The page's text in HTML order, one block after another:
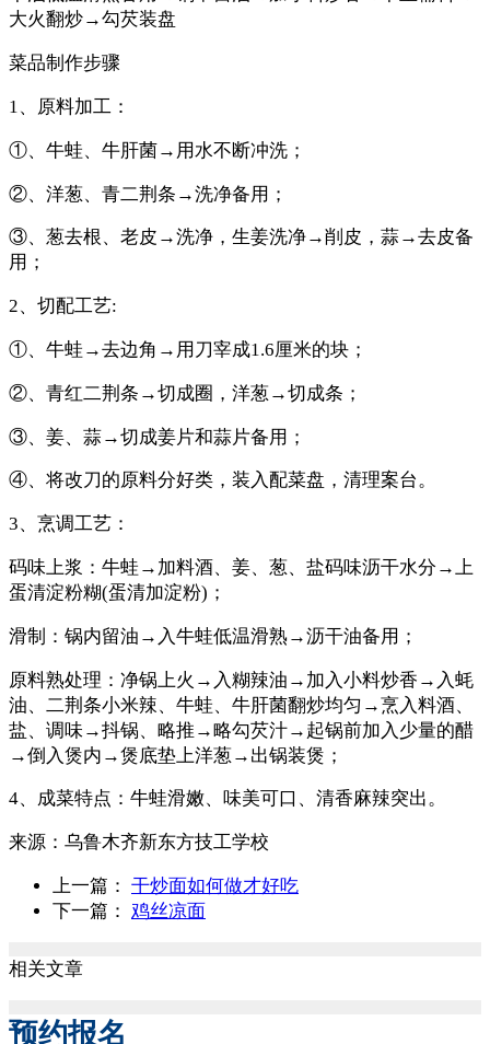
大火翻炒→勾芡装盘
菜品制作步骤
1、原料加工：
①、牛蛙、牛肝菌→用水不断冲洗；
②、洋葱、青二荆条→洗净备用；
③、葱去根、老皮→洗净，生姜洗净→削皮，蒜→去皮备
用；
2、切配工艺:
①、牛蛙→去边角→用刀宰成1.6厘米的块；
②、青红二荆条→切成圈，洋葱→切成条；
③、姜、蒜→切成姜片和蒜片备用；
④、将改刀的原料分好类，装入配菜盘，清理案台。
3、烹调工艺：
码味上浆：牛蛙→加料酒、姜、葱、盐码味沥干水分→上
蛋清淀粉糊(蛋清加淀粉)；
滑制：锅内留油→入牛蛙低温滑熟→沥干油备用；
原料熟处理：净锅上火→入糊辣油→加入小料炒香→入蚝
油、二荆条小米辣、牛蛙、牛肝菌翻炒均匀→烹入料酒、
盐、调味→抖锅、略推→略勾芡汁→起锅前加入少量的醋
→倒入煲内→煲底垫上洋葱→出锅装煲；
4、成菜特点：牛蛙滑嫩、味美可口、清香麻辣突出。
来源： 乌鲁木齐新东方技工学校
上一篇： 干炒面如何做才好吃
下一篇： 鸡丝凉面
相关文章
预约报名